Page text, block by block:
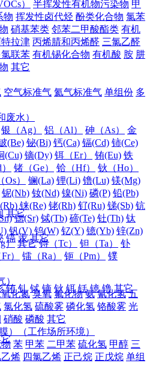
）
半挥发性有机物污染物 甲
物 挥发性卤代烃 酚类化合物 氯苯
硝基苯类 邻苯二甲酸酯类 有机
特拉津 丙烯腈和丙烯醛 三氯乙醛
联苯 有机锡化合物 有机酸 胺 肼
其它
空气标准气 氦气标准气 单组份 多
水）
银（Ag） 铝（Al） 砷（As）
金
(Be) 铋(Bi) 钙(Ca) 镉(Cd) 铈(Ce)
(Cu) 镝(Dy) 铒（Er） 铕(Eu) 铁
锗（Ge） 铪（Hf）
钬（Ho）
Os） 镧(La) 锂(Li) 镥(Lu) 镁(Mg)
铌(Nb) 钕(Nd) 镍(Ni) 磷(P) 铅(Pb)
铼(Re) 铑(Rh) 钌(Ru) 锑(Sb) 钪
锶(Sr) 铽(Tb) 碲(Te) 钍(Th) 钛
钒(V) 钨(W) 钇(Y) 镱(Yb) 锌(Zn)
） 其它 锝（Tc） 钽（Ta）
钋
） 镭（Ra） 钷（Pm）
镤
氧化氮 臭氧 氟化物 氨 氰化氢 五
氯化氢 硫酸雾 磷化氢 铬酸雾 光
硝酸 磷酸 其它
）（工作场所环境）
苯 甲苯 二甲苯 硫化氢 甲醇 三
烯 四氯乙烯 正己烷 正戊烷 单组
其它
镉 汞 其它
铕 钆 铽 镝 钬 铒 铥 镱 镥 其它